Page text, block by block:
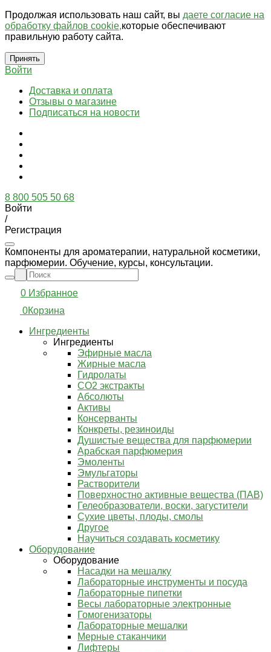
Продолжая использовать наш сайт, вы даете согласие на
обработку файлов cookie,которые обеспечивают
правильную работу сайта.
Принять
Войти
Доставка и оплата
Отзывы о магазине
Подписаться на новости
8 800 505 50 68
Войти
/
Регистрация
Компоненты для ароматерапии, натуральной косметики,
парфюмерии. Обучение, курсы, консультации.
0 Избранное
0Корзина
Ингредиенты
Ингредиенты
Эфирные масла
Жирные масла
Гидролаты
СО2 экстракты
Абсолюты
Активы
Консерванты
Конкреты, резиноиды
Душистые вещества для парфюмерии
Арабская парфюмерия
Эмоленты
Эмульгаторы
Растворители
Поверхностно активные вещества (ПАВ)
Гелеобразователи, воски, загустители
Сухие цветы, плоды, смолы
Другое
Научиться создавать косметику
Оборудование
Оборудование
Насадки на мешалку
Лабораторные инструменты и посуда
Лабораторные пипетки
Весы лабораторные электронные
Гомогенизаторы
Лабораторные мешалки
Мерные стаканчики
Лифтеры